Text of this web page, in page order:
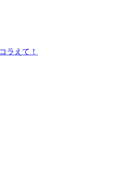
ラえて！